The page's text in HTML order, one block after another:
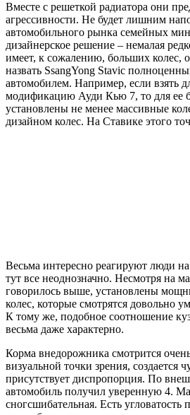
Вместе с решеткой радиатора они
агрессивности. Не будет лишним
автомобильного рынка семейных
дизайнерское решение – немалая
имеет, к сожалению, больших колес,
назвать SsangYong Stavic
автомобилем. Например, если взять
модификацию Ауди Кью 7, то для ее
установлены не менее массивные
дизайном колес. На Ставике этого
Весьма интересно реагируют люди
тут все неоднозначно. Несмотря на
говорилось выше, установлены
колес, которые смотрятся довольно
К тому же, подобное соотношение
весьма даже характерно.
Корма внедорожника смотрится
визуальной точки зрения, создается
присутствует диспропорция. По
автомобиль получил уверенную 4.
сногсшибательная. Есть угловатость